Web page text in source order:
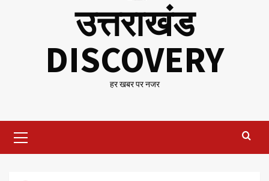
उत्तराखंड
DISCOVERY
हर खबर पर नजर
Menu